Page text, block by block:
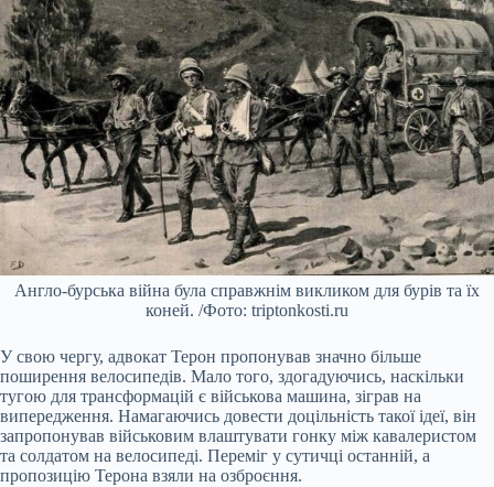
Англо-бурська війна була справжнім викликом для бурів та їх
коней. /Фото: triptonkosti.ru
У свою чергу, адвокат Терон пропонував значно більше
поширення велосипедів. Мало того, здогадуючись, наскільки
тугою для трансформацій є військова машина, зіграв на
випередження. Намагаючись довести доцільність такої ідеї, він
запропонував військовим влаштувати гонку між кавалеристом
та солдатом на велосипеді. Переміг у сутичці останній, а
пропозицію Терона взяли на озброєння.